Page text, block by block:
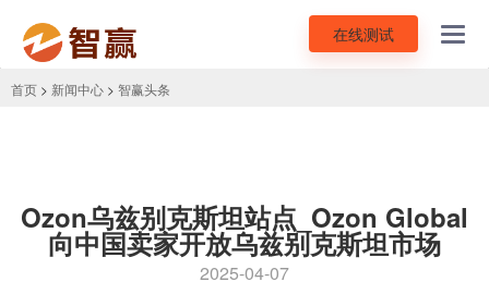
在线测试
首页 > 新闻中心 > 智赢头条
Ozon乌兹别克斯坦站点_Ozon Global
向中国卖家开放乌兹别克斯坦市场
2025-04-07